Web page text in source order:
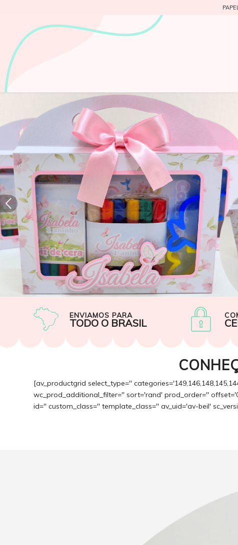
ENVIAMOS PARA
TODO O BRASIL
[av_productgrid select_type=''
wc_prod_additional_filter='' sort='rand' prod_order=''
id='' custom_class='' template_class='' av_uid='av-beil'